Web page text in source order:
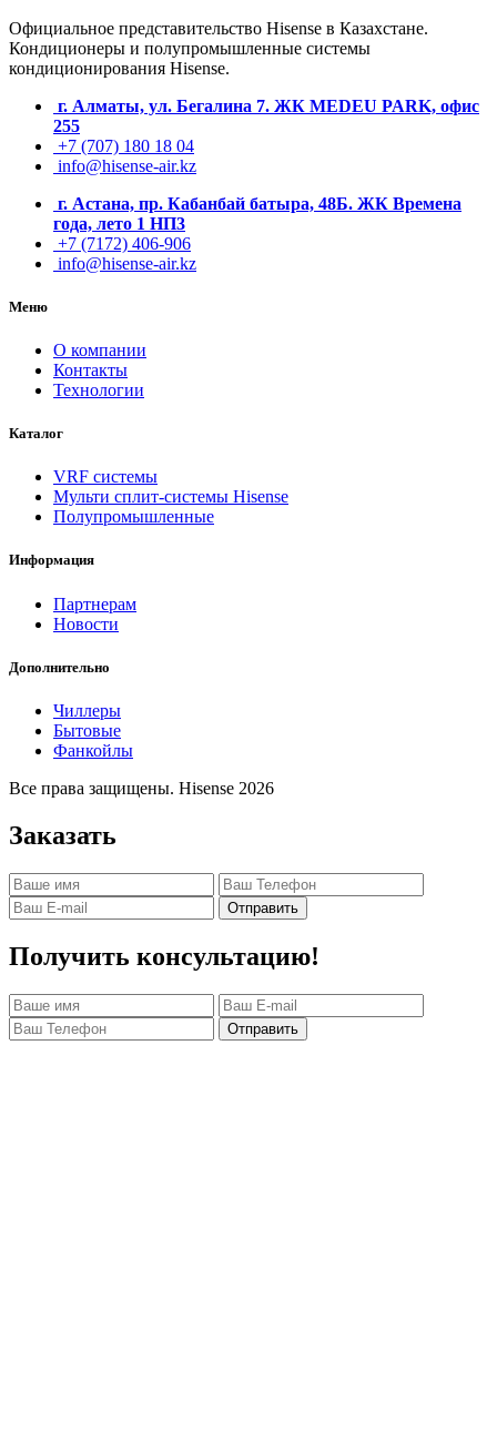
Официальное представительство Hisense в Казахстане.
Кондиционеры и полупромышленные системы
кондиционирования Hisense.
г. Алматы, ул. Бегалина 7. ЖК MEDEU PARK, офис
255
+7 (707) 180 18 04
info@hisense-air.kz
г. Астана, пр. Кабанбай батыра, 48Б. ЖК Времена
года, лето 1 НП3
+7 (7172) 406-906
info@hisense-air.kz
Меню
О компании
Контакты
Технологии
Каталог
VRF системы
Мульти сплит-системы Hisense
Полупромышленные
Информация
Партнерам
Новости
Дополнительно
Чиллеры
Бытовые
Фанкойлы
Все права защищены. Hisense 2026
Заказать
Отправить
Получить консультацию!
Отправить